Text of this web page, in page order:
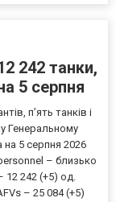
242 танки,
5 серпня
пʼять танків і
Генеральному
на 5 серпня 2026
– близько
12 242 (+5) од.
– 25 084 (+5)